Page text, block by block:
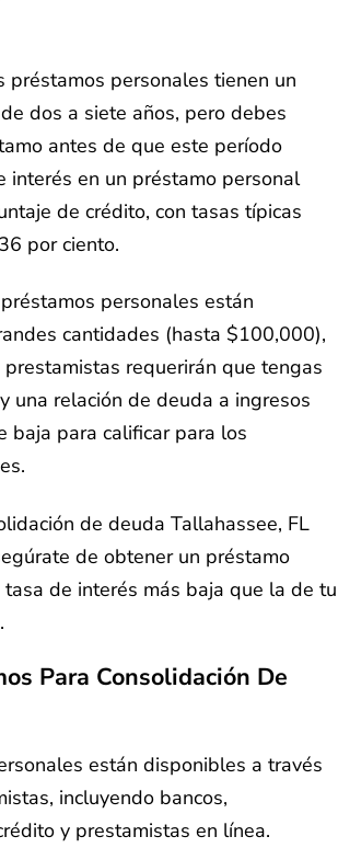
préstamos personales tienen un
dos a siete años, pero debes
antes de que este período
interés en un préstamo personal
de crédito, con tasas típicas
por ciento.
personales están
cantidades (hasta $100,000),
requerirán que tengas
una relación de deuda a ingresos
baja para calificar para los
de deuda Tallahassee, FL
de obtener un préstamo
de interés más baja que la de tu
Para Consolidación De
están disponibles a través
incluyendo bancos,
y prestamistas en línea.